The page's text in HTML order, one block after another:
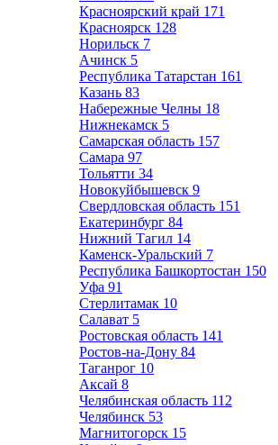
Красноярский край 171
Красноярск 128
Норильск 7
Ачинск 5
Республика Татарстан 161
Казань 83
Набережные Челны 18
Нижнекамск 5
Самарская область 157
Самара 97
Тольятти 34
Новокуйбышевск 9
Свердловская область 151
Екатеринбург 84
Нижний Тагил 14
Каменск-Уральский 7
Республика Башкортостан 150
Уфа 91
Стерлитамак 10
Салават 5
Ростовская область 141
Ростов-на-Дону 84
Таганрог 10
Аксай 8
Челябинская область 112
Челябинск 53
Магнитогорск 15